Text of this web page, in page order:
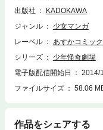
出版社
KADOKAWA
ジャンル
少女マンガ
レーベル
あすかコミッ
シリーズ
少年怪奇劇場
電子版配信開始日
2014/
ファイルサイズ
58.06
作品をシェアする